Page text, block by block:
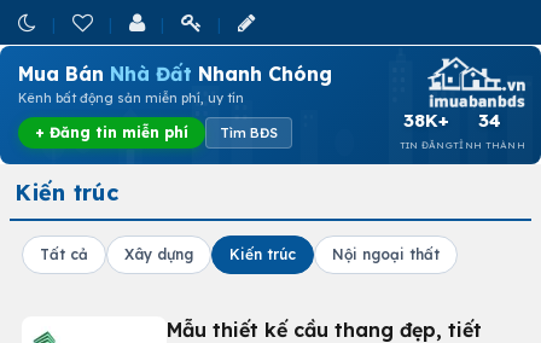
Mua Bán Nhà Đất Nhanh Chóng
Kênh bất động sản miễn phí, uy tín
+ Đăng tin miễn phí Tìm BĐS
38K+
TIN ĐĂNG
34
TỈNH THÀNH
Kiến trúc
Tất cả Xây dựng Kiến trúc Nội ngoại thất
Mẫu thiết kế cầu thang đẹp, tiết